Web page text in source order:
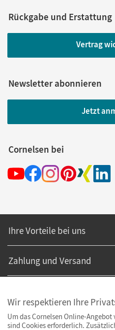
Rückgabe und Erstattung
Vertrag
Newsletter abonnieren
Jetzt
Cornelsen bei
Ihre Vorteile bei uns
Zahlung und Versand
Wir respektieren Ihre
Um das Cornelsen Online-
sind Cookies erforderlich.